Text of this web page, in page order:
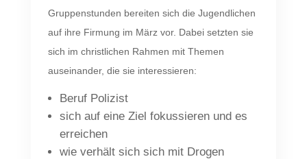
Gruppenstunden bereiten sich die Jugendlichen
auf ihre Firmung im März vor. Dabei setzten sie
sich im christlichen Rahmen mit Themen
auseinander, die sie interessieren:
Beruf Polizist
sich auf eine Ziel fokussieren und es
erreichen
wie verhält sich sich mit Drogen